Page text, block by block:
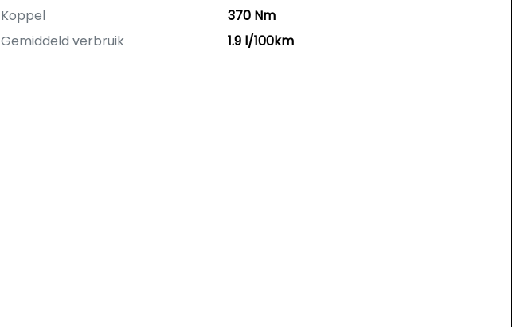
Koppel
370 Nm
Gemiddeld verbruik
1.9 l/100km